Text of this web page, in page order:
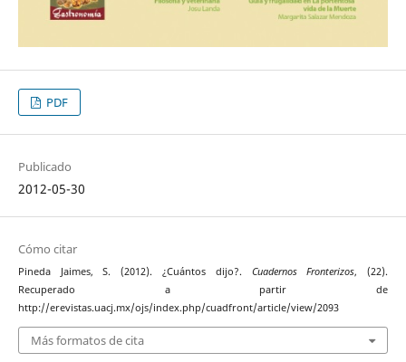
PDF
Publicado
2012-05-30
Cómo citar
Pineda Jaimes, S. (2012). ¿Cuántos dijo?. Cuadernos Fronterizos, (22).
Recuperado a partir de
http://erevistas.uacj.mx/ojs/index.php/cuadfront/article/view/2093
Más formatos de cita